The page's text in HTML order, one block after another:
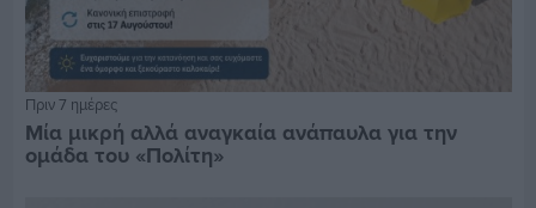
Πριν 7 ημέρες
Μία μικρή αλλά αναγκαία ανάπαυλα για την
ομάδα του «Πολίτη»